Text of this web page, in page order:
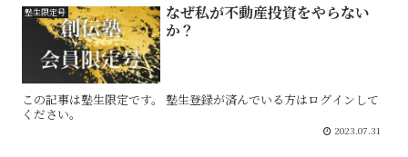
塾生限定号
なぜ私が不動産投資をやらない
か？
この記事は塾生限定です。 塾生登録が済んでいる方はログインして
ください。
2023.07.31